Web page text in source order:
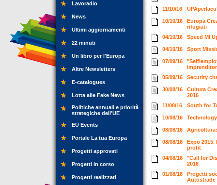
Lavoradio
News
Ultimi aggiornamenti
22 minuti
Un libro per l'Europa
Altre Newsletters
E-catalogues
Lotta alle Fake News
Politiche annuali e priorità
strategiche dell’UE
EU Events
Portale La tua Europa
Progetti approvati
Progetti in corso
Progetti realizzati
11/10/16
10/10/16
Europa
rifugiati
04/10/16
Speed MI
04/10/16 Sport
07/09/16
05/09/16
Security
30/08/16
Cultura
2016
11/08/16
South for
10/08/16
08/08/16
08/08/16
Expo
profit
04/08/16
"Call for
2016
01/08/16
Progetti
Autostrade